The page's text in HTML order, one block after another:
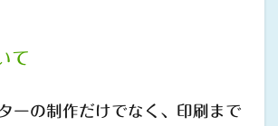
て
ーの制作だけでなく、印刷まで